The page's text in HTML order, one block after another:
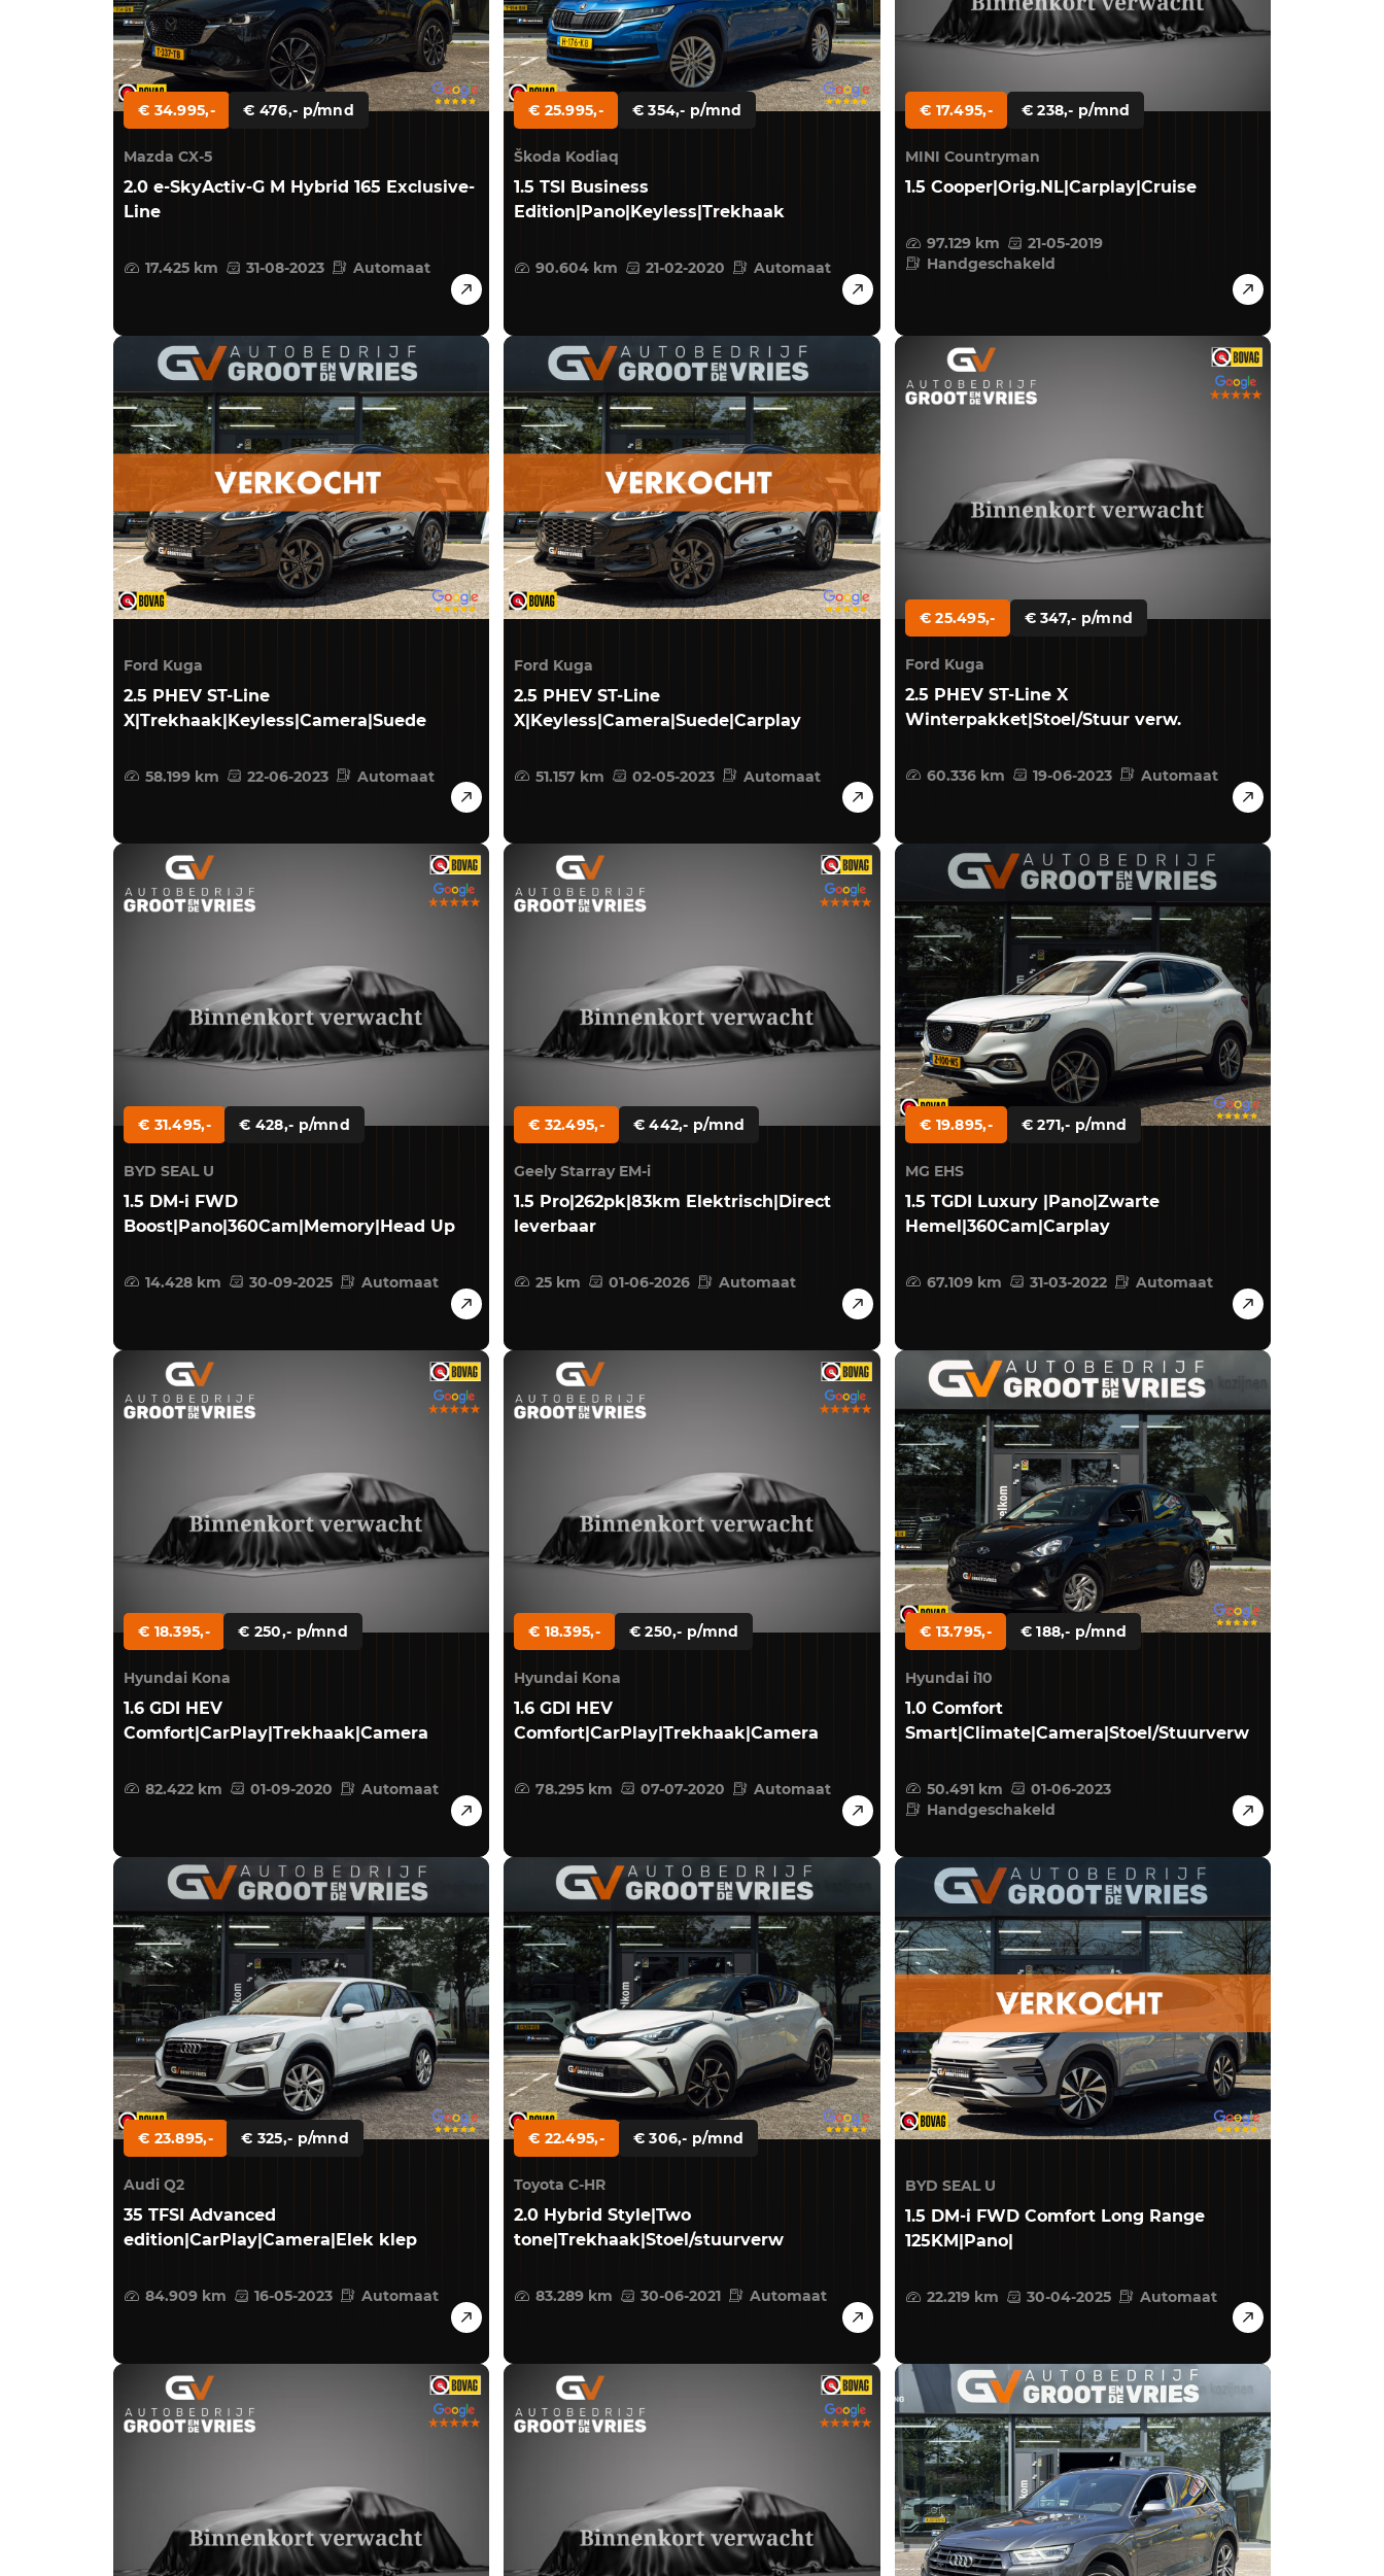
€ 34.995,- € 476,- p/mnd
Mazda CX-5
2.0 e-SkyActiv-G M Hybrid 165 Exclusive-
Line
17.425 km 31-08-2023 Automaat
€ 25.995,- € 354,- p/mnd
Škoda Kodiaq
1.5 TSI Business
Edition|Pano|Keyless|Trekhaak
90.604 km 21-02-2020 Automaat
€ 17.495,- € 238,- p/mnd
MINI Countryman
1.5 Cooper|Orig.NL|Carplay|Cruise
97.129 km
21-05-2019
Handgeschakeld
Ford Kuga
2.5 PHEV ST-Line
X|Trekhaak|Keyless|Camera|Suede
58.199 km 22-06-2023 Automaat
Ford Kuga
2.5 PHEV ST-Line
X|Keyless|Camera|Suede|Carplay
51.157 km 02-05-2023 Automaat
€ 25.495,- € 347,- p/mnd
Ford Kuga
2.5 PHEV ST-Line X
Winterpakket|Stoel/Stuur verw.
60.336 km 19-06-2023 Automaat
€ 31.495,- € 428,- p/mnd
BYD SEAL U
1.5 DM-i FWD
Boost|Pano|360Cam|Memory|Head Up
14.428 km 30-09-2025 Automaat
€ 32.495,- € 442,- p/mnd
Geely Starray EM-i
1.5 Pro|262pk|83km Elektrisch|Direct
leverbaar
25 km 01-06-2026 Automaat
€ 19.895,- € 271,- p/mnd
MG EHS
1.5 TGDI Luxury |Pano|Zwarte
Hemel|360Cam|Carplay
67.109 km 31-03-2022 Automaat
€ 18.395,- € 250,- p/mnd
Hyundai Kona
1.6 GDI HEV
Comfort|CarPlay|Trekhaak|Camera
82.422 km 01-09-2020 Automaat
€ 18.395,- € 250,- p/mnd
Hyundai Kona
1.6 GDI HEV
Comfort|CarPlay|Trekhaak|Camera
78.295 km 07-07-2020 Automaat
€ 13.795,- € 188,- p/mnd
Hyundai i10
1.0 Comfort
Smart|Climate|Camera|Stoel/Stuurverw
50.491 km
01-06-2023
Handgeschakeld
€ 23.895,- € 325,- p/mnd
Audi Q2
35 TFSI Advanced
edition|CarPlay|Camera|Elek klep
84.909 km 16-05-2023 Automaat
€ 22.495,- € 306,- p/mnd
Toyota C-HR
2.0 Hybrid Style|Two
tone|Trekhaak|Stoel/stuurverw
83.289 km 30-06-2021 Automaat
BYD SEAL U
1.5 DM-i FWD Comfort Long Range
125KM|Pano|
22.219 km 30-04-2025 Automaat